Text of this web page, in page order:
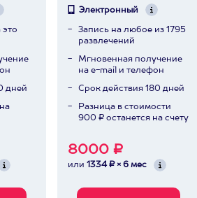
это
дней
Электронный
Запись на любое из 1795
развлечений
Мгновенная получение
на e-mail и телефон
Срок действия 180 дней
Разница в стоимости
900 ₽ останется на счету
8000 ₽
или 1334 ₽ × 6 мес